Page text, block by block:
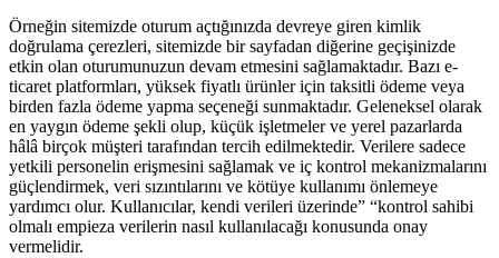
Örneğin sitemizde oturum açtığınızda devreye giren kimlik
doğrulama çerezleri, sitemizde bir sayfadan diğerine geçişinizde
etkin olan oturumunuzun devam etmesini sağlamaktadır. Bazı e-
ticaret platformları, yüksek fiyatlı ürünler için taksitli ödeme veya
birden fazla ödeme yapma seçeneği sunmaktadır. Geleneksel olarak
en yaygın ödeme şekli olup, küçük işletmeler ve yerel pazarlarda
hâlâ birçok müşteri tarafından tercih edilmektedir. Verilere sadece
yetkili personelin erişmesini sağlamak ve iç kontrol mekanizmalarını
güçlendirmek, veri sızıntılarını ve kötüye kullanımı önlemeye
yardımcı olur. Kullanıcılar, kendi verileri üzerinde” “kontrol sahibi
olmalı empieza verilerin nasıl kullanılacağı konusunda onay
vermelidir.